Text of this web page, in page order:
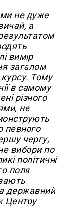
ми не дуже
а
вимір
загалом
курсу. Тому
в самому
різного
не
певного
чергу,
вибори по
політичні
поля
державний
Центру